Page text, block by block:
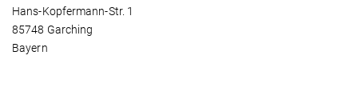
Hans-Kopfermann-Str. 1
85748 Garching
Bayern